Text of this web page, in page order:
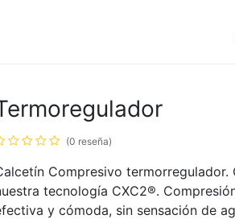
(0 reseña)
Compresivo termorregulador.
tecnología CXC2®.
y cómoda, sin sensación de